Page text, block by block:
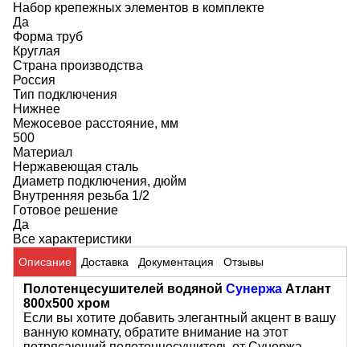
Набор крепежных элементов в комплекте
Да
Форма труб
Круглая
Страна производства
Россия
Тип подключения
Нижнее
Межосевое расстояние, мм
500
Материал
Нержавеющая сталь
Диаметр подключения, дюйм
Внутренняя резьба 1/2
Готовое решение
Да
Все характеристики
Описание Доставка Документация Отзывы
Полотенцесушителей водяной Сунержа Атлант
800х500 хром
Если вы хотите добавить элегантный акцент в вашу
ванную комнату, обратите внимание на этот